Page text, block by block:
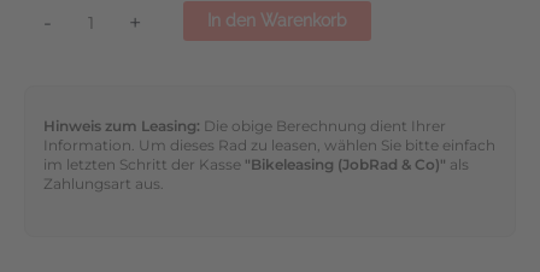
- + In den Warenkorb
Hinweis zum Leasing: Die obige Berechnung dient Ihrer
Information. Um dieses Rad zu leasen, wählen Sie bitte einfach
im letzten Schritt der Kasse "Bikeleasing (JobRad & Co)" als
Zahlungsart aus.